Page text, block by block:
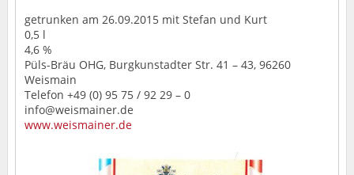
getrunken am 26.09.2015 mit Stefan und Kurt
0,5 l
4,6 %
Püls-Bräu OHG, Burgkunstadter Str. 41 – 43, 96260
Weismain
Telefon +49 (0) 95 75 / 92 29 – 0
info@weismainer.de
www.weismainer.de